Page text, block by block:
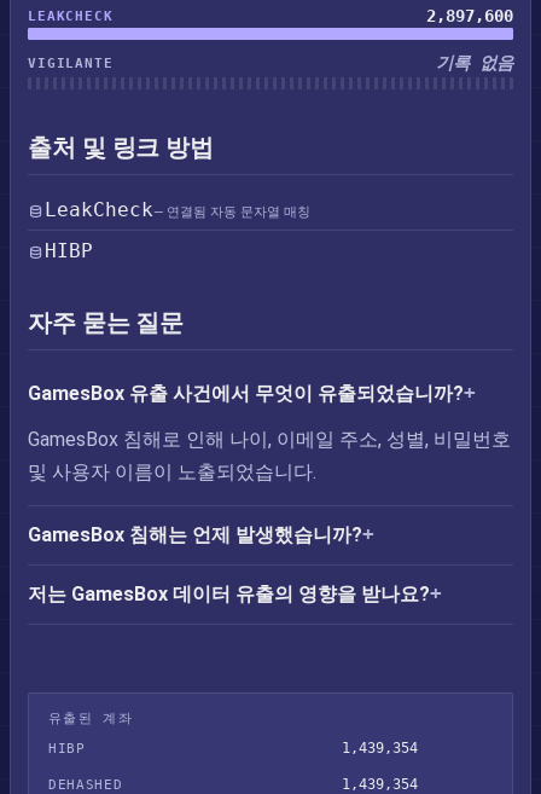
LEAKCHECK 2,897,600
VIGILANTE 기록 없음
출처 및 링크 방법
LeakCheck— 연결됨 자동 문자열 매칭
HIBP
자주 묻는 질문
GamesBox 유출 사건에서 무엇이 유출되었습니까?
GamesBox 침해로 인해 나이, 이메일 주소, 성별, 비밀번호
및 사용자 이름이 노출되었습니다.
GamesBox 침해는 언제 발생했습니까?
저는 GamesBox 데이터 유출의 영향을 받나요?
유출된 계좌
HIBP
1,439,354
DEHASHED 1,439,354